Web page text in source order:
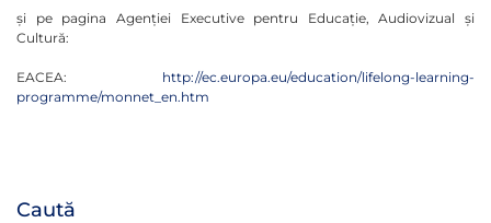
Caută
și pe pagina Agenției Executive pentru Educație, Audiovizual și
Cultură:
EACEA: http://ec.europa.eu/education/lifelong-learning-
programme/monnet_en.htm